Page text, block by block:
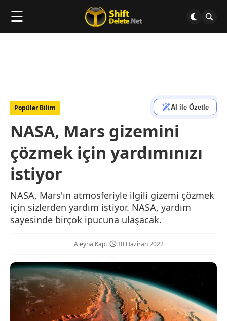
☰
Popüler Bilim AI ile Özetle
NASA, Mars gizemini
çözmek için yardımınızı
istiyor
NASA, Mars'ın atmosferiyle ilgili gizemi çözmek
için sizlerden yardım istiyor. NASA, yardım
sayesinde birçok ipucuna ulaşacak.
Aleyna Kaptı 30 Haziran 2022